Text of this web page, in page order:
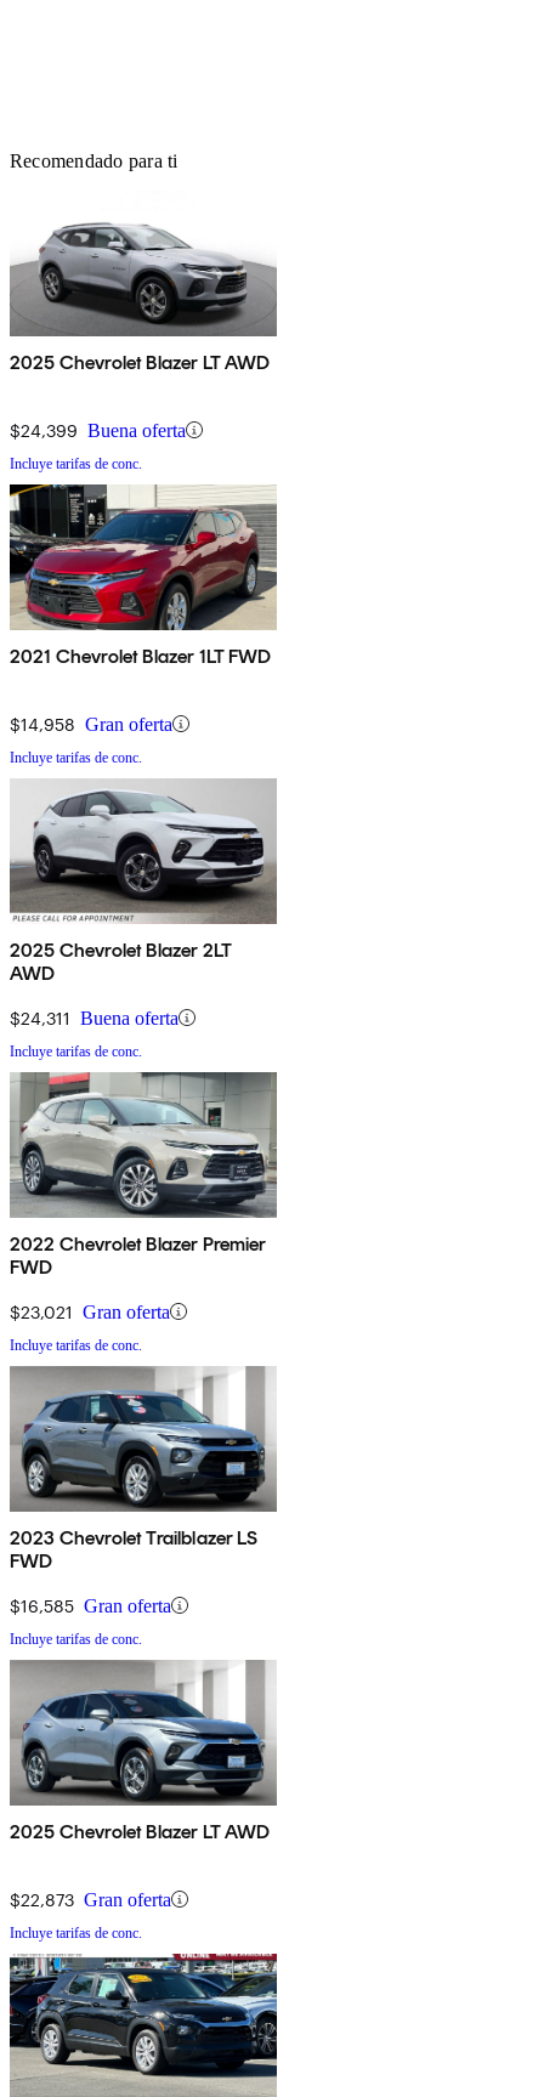
Recomendado para ti
2025 Chevrolet Blazer LT AWD
$24,399 Buena oferta
Incluye tarifas de conc.
2021 Chevrolet Blazer 1LT FWD
$14,958 Gran oferta
Incluye tarifas de conc.
2025 Chevrolet Blazer 2LT
AWD
$24,311 Buena oferta
Incluye tarifas de conc.
2022 Chevrolet Blazer Premier
FWD
$23,021 Gran oferta
Incluye tarifas de conc.
2023 Chevrolet Trailblazer LS
FWD
$16,585 Gran oferta
Incluye tarifas de conc.
2025 Chevrolet Blazer LT AWD
$22,873 Gran oferta
Incluye tarifas de conc.